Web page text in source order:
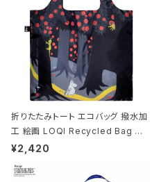
折りたたみトート エコバッグ 撥水加
工 絵画 LOQI Recycled Bag ロ
ーキー 大きめ トートバッグ MOOMI
¥2,420